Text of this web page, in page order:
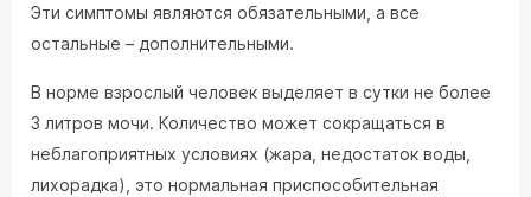
Эти симптомы являются обязательными, а все
остальные – дополнительными.
В норме взрослый человек выделяет в сутки не более
3 литров мочи. Количество может сокращаться в
неблагоприятных условиях (жара, недостаток воды,
лихорадка), это нормальная приспособительная